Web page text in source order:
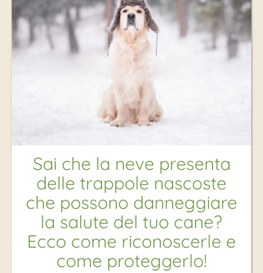
Sai che la neve presenta
delle trappole nascoste
che possono danneggiare
la salute del tuo cane?
Ecco come riconoscerle e
come proteggerlo!